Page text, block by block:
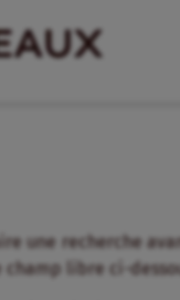
une recherche
champ libre ci-